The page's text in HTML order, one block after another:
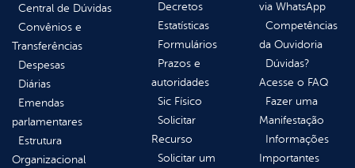
Central de Dúvidas
Convênios e
Transferências
Despesas
Diárias
Emendas
parlamentares
Estrutura
Organizacional
Decretos
Estatísticas
Formulários
Prazos e
autoridades
Sic Físico
Solicitar
Recurso
Solicitar um
via WhatsApp
Competências
da Ouvidoria
Dúvidas?
Acesse o FAQ
Fazer uma
Manifestação
Informações
Importantes